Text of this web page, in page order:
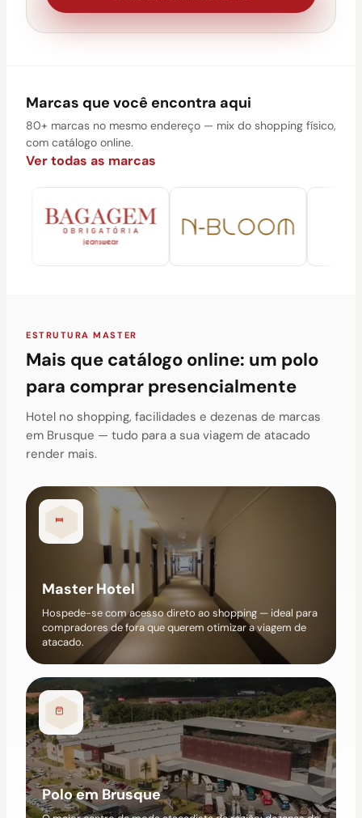
Marcas que você encontra aqui
80+ marcas no mesmo endereço — mix do shopping físico,
com catálogo online.
Ver todas as marcas
ESTRUTURA MASTER
Mais que catálogo online: um polo
para comprar presencialmente
Hotel no shopping, facilidades e dezenas de marcas
em Brusque — tudo para a sua viagem de atacado
render mais.
Master Hotel
Hospede-se com acesso direto ao shopping — ideal para
compradores de fora que querem otimizar a viagem de
atacado.
Polo em Brusque